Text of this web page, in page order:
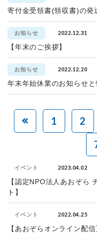
寄付金受領書(領収書)の発
お知らせ 2022.12.31
【年末のご挨拶】
お知らせ 2022.12.20
年末年始休業のお知らせ
1 2
イベント 2023.04.02
【認定NPO法人あおぞら
ト】
イベント 2022.04.25
【あおぞらオンライン配信